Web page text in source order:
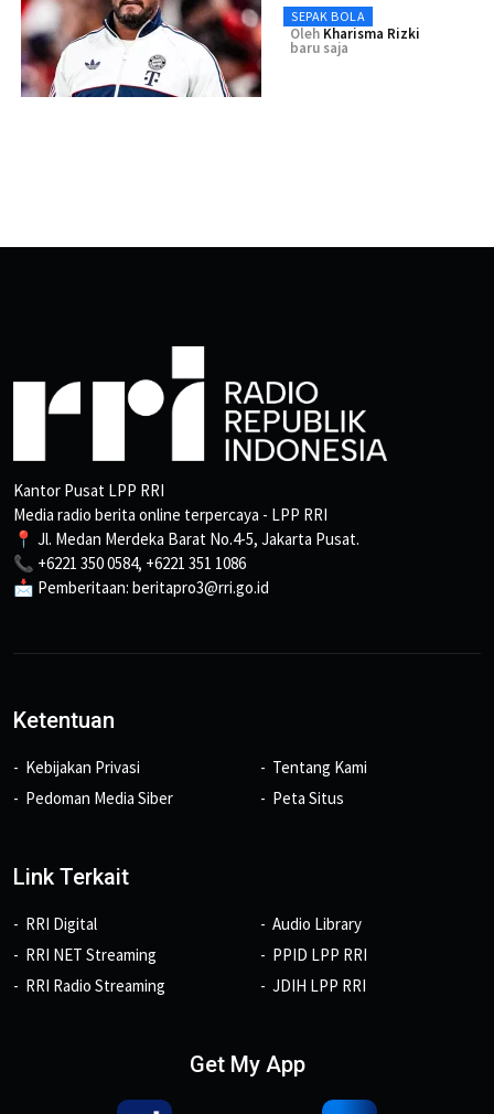
SEPAK BOLA
Oleh Kharisma Rizki
baru saja
Kantor Pusat LPP RRI
Media radio berita online terpercaya - LPP RRI
📍 Jl. Medan Merdeka Barat No.4-5, Jakarta Pusat.
📞 +6221 350 0584, +6221 351 1086
📩 Pemberitaan: beritapro3@rri.go.id
Ketentuan
Kebijakan Privasi
Pedoman Media Siber
Tentang Kami
Peta Situs
Link Terkait
RRI Digital
RRI NET Streaming
RRI Radio Streaming
Audio Library
PPID LPP RRI
JDIH LPP RRI
Get My App